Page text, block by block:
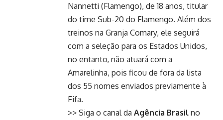
Nannetti (Flamengo), de 18 anos, titular
do time Sub-20 do Flamengo. Além dos
treinos na Granja Comary, ele seguirá
com a seleção para os Estados Unidos,
no entanto, não atuará com a
Amarelinha, pois ficou de fora da lista
dos 55 nomes enviados previamente à
Fifa.
>> Siga o canal da Agência Brasil no